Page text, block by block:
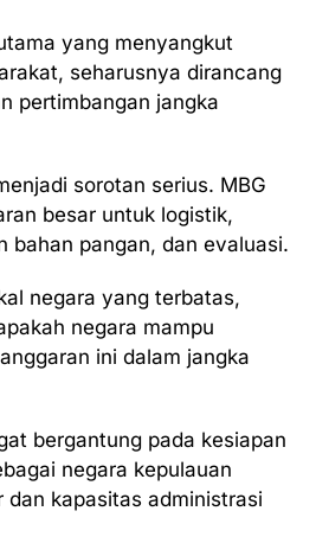
yang menyangkut
seharusnya dirancang
pertimbangan jangka
sorotan serius. MBG
besar untuk logistik,
bahan pangan, dan evaluasi.
negara yang terbatas,
negara mampu
ini dalam jangka
bergantung pada kesiapan
negara kepulauan
dan kapasitas administrasi